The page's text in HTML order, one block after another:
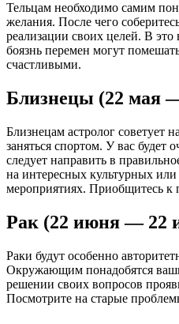
Тельцам необходимо самим
желания. После чего
реализации своих целей. В
боязнь перемен могут
счастливыми.
Близнецы (22 мая
Близнецам астролог советует
заняться спортом. У вас будет
следует направить в
на интересных культурных или
мероприятиях. Приобщитесь к
Рак (22 июня — 22
Раки будут особенно
Окружающим понадобятся
решении своих вопросов
Посмотрите на старые